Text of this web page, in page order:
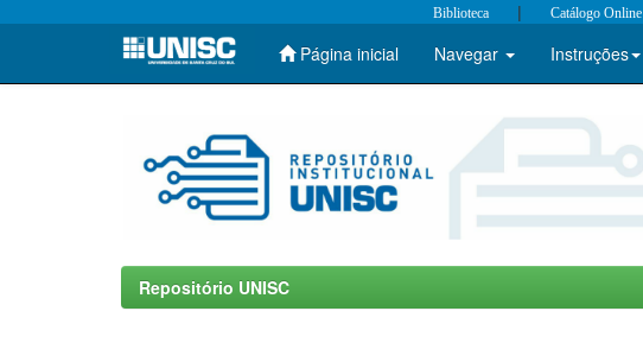
Skip
Biblioteca | Catálogo Online
Página inicial Navegar Instruções
Repositório UNISC